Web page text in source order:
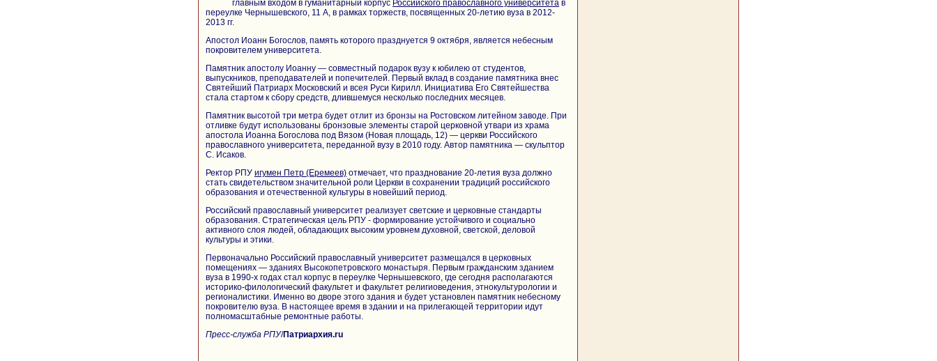
главным входом в гуманитарный корпус Российского православного университета в
переулке Чернышевского, 11 А, в рамках торжеств, посвященных 20-летию вуза в 2012-
2013 гг.
Апостол Иоанн Богослов, память которого празднуется 9 октября, является небесным
покровителем университета.
Памятник апостолу Иоанну — совместный подарок вузу к юбилею от студентов,
выпускников, преподавателей и попечителей. Первый вклад в создание памятника внес
Святейший Патриарх Московский и всея Руси Кирилл. Инициатива Его Святейшества
стала стартом к сбору средств, длившемуся несколько последних месяцев.
Памятник высотой три метра будет отлит из бронзы на Ростовском литейном заводе. При
отливке будут использованы бронзовые элементы старой церковной утвари из храма
апостола Иоанна Богослова под Вязом (Новая площадь, 12) — церкви Российского
православного университета, переданной вузу в 2010 году. Автор памятника — скульптор
С. Исаков.
Ректор РПУ игумен Петр (Еремеев) отмечает, что празднование 20-летия вуза должно
стать свидетельством значительной роли Церкви в сохранении традиций российского
образования и отечественной культуры в новейший период.
Российский православный университет реализует светские и церковные стандарты
образования. Стратегическая цель РПУ - формирование устойчивого и социально
активного слоя людей, обладающих высоким уровнем духовной, светской, деловой
культуры и этики.
Первоначально Российский православный университет размещался в церковных
помещениях — зданиях Высокопетровского монастыря. Первым гражданским зданием
вуза в 1990-х годах стал корпус в переулке Чернышевского, где сегодня располагаются
историко-филологический факультет и факультет религиоведения, этнокультурологии и
регионалистики. Именно во дворе этого здания и будет установлен памятник небесному
покровителю вуза. В настоящее время в здании и на прилегающей территории идут
полномасштабные ремонтные работы.
Пресс-служба РПУ/Патриархия.ru